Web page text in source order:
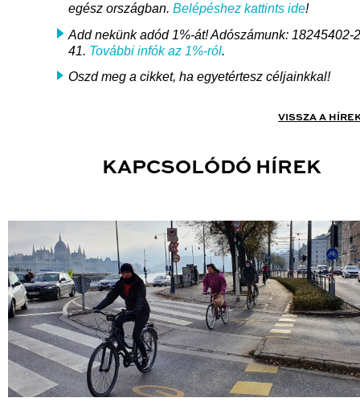
egész országban. Belépéshez kattints ide!
Add nekünk adód 1%-át! Adószámunk: 18245402-
41. További infók az 1%-ról.
Oszd meg a cikket, ha egyetértesz céljainkkal!
VISSZA A
KAPCSOLÓDÓ HÍREK